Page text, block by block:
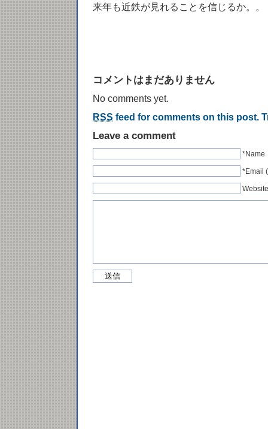
来年も近鉄が見れることを信じるか。。
コメントはまだありません
No comments yet.
RSS feed for comments on this post.
Leave a comment
*Name
*Email
Website